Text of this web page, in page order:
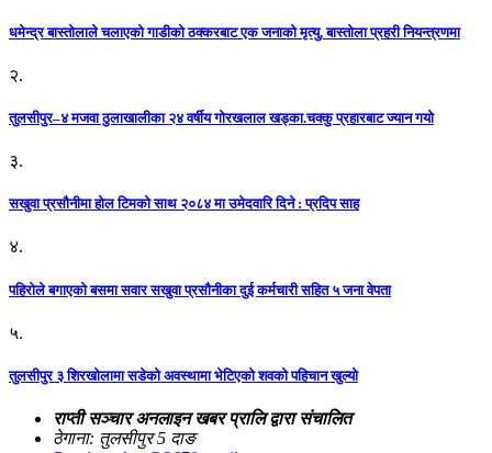
धमेन्द्र बास्तोलाले चलाएको गाडीको ठक्करबाट एक जनाको मृत्यु, बास्तोला प्रहरी नियन्त्रणमा
२.
तुलसीपुर–४ मजवा ठुलाखालीका २४ वर्षीय गोरखलाल खड्का.चक्कु प्रहारबाट ज्यान गयो
३.
सखुवा प्रसौनीमा होल टिमको साथ २०८४ मा उमेदवारि दिने : प्रदिप साह
४.
पहिराेले बगाएकाे बसमा सवार सखुवा प्रसाैनीका दुई कर्मचारी सहित ५ जना वेपता
५.
तुलसीपुर ३ शिरखोलामा सडेको अवस्थामा भेटिएको शवको पहिचान खुल्यो
राप्ती सञ्चार अनलाइन खबर प्रालि द्वारा संचालित
ठेगाना: तुलसीपुर 5 दाङ